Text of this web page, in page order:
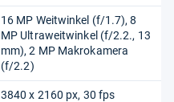
16 MP Weitwinkel (f/1.7), 8
MP Ultraweitwinkel (f/2.2., 13
mm), 2 MP Makrokamera
(f/2.2)
3840 x 2160 px, 30 fps